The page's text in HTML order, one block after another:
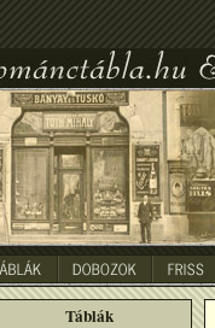
Táblák